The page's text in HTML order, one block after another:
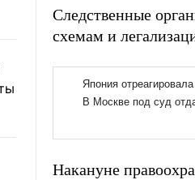
Следственные
схемам и
Накануне